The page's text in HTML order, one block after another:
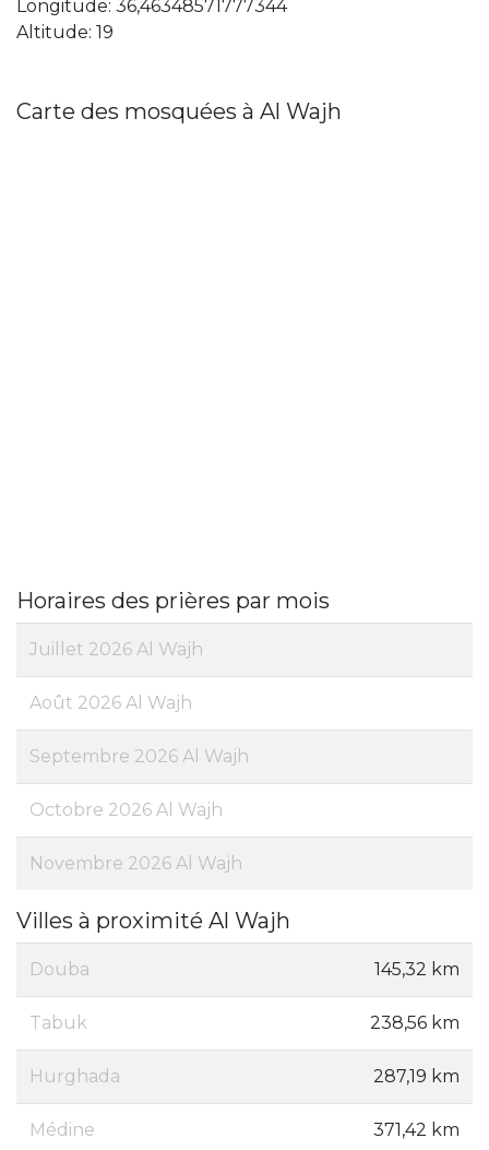
Longitude: 36,46348571777344
Altitude: 19
Carte des mosquées à Al Wajh
Horaires des prières par mois
Juillet 2026 Al Wajh
Août 2026 Al Wajh
Septembre 2026 Al Wajh
Octobre 2026 Al Wajh
Novembre 2026 Al Wajh
Villes à proximité Al Wajh
Douba 145,32 km
Tabuk 238,56 km
Hurghada 287,19 km
Médine 371,42 km